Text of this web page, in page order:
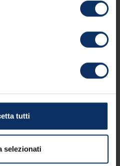
tutti
selezionati
pin_drop